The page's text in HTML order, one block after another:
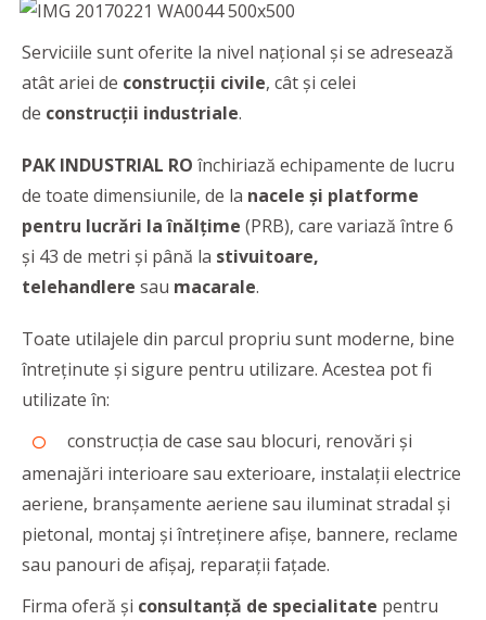
Serviciile sunt oferite la nivel național și se adresează
atât ariei de construcții civile, cât și celei
de construcții industriale.
PAK INDUSTRIAL RO închiriază echipamente de lucru
de toate dimensiunile, de la nacele și platforme
pentru lucrări la înălțime (PRB), care variază între 6
și 43 de metri și până la stivuitoare,
telehandlere sau macarale.
Toate utilajele din parcul propriu sunt moderne, bine
întreținute și sigure pentru utilizare. Acestea pot fi
utilizate în:
construcția de case sau blocuri, renovări și
amenajări interioare sau exterioare, instalații electrice
aeriene, branșamente aeriene sau iluminat stradal și
pietonal, montaj și întreținere afișe, bannere, reclame
sau panouri de afișaj, reparații fațade.
Firma oferă și consultanță de specialitate pentru